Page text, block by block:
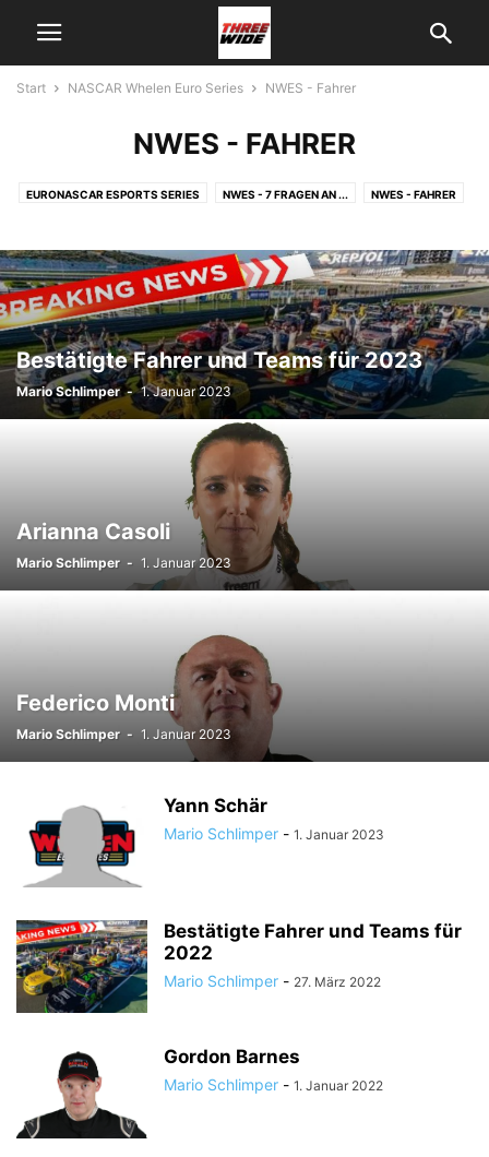
Start NASCAR Whelen Euro Series NWES - Fahrer
NWES - FAHRER
EURONASCAR ESPORTS SERIES NWES - 7 FRAGEN AN ... NWES - FAHRER
NWES - RENNBERICHT NWES - STRECKEN NWES - TEAMS
NWES - TECHNIK
Bestätigte Fahrer und Teams für 2023
Mario Schlimper - 1. Januar 2023
Arianna Casoli
Mario Schlimper - 1. Januar 2023
Federico Monti
Mario Schlimper - 1. Januar 2023
Yann Schär
Mario Schlimper - 1. Januar 2023
Bestätigte Fahrer und Teams für
2022
Mario Schlimper - 27. März 2022
Gordon Barnes
Mario Schlimper - 1. Januar 2022